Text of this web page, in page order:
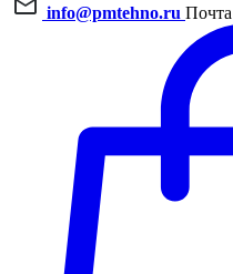
info@pmtehno.ru Почта